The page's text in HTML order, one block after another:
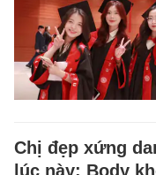
Chị đẹp xứng
lúc này: Body